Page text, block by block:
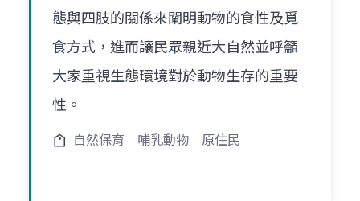
態與四肢的關係來闡明動物的食性及覓
食方式，進而讓民眾親近大自然並呼籲
大家重視生態環境對於動物生存的重要
性。
自然保育 哺乳動物 原住民